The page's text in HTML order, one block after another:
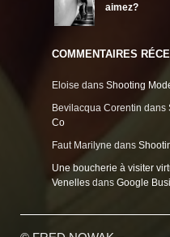
aimez?
COMMENTAIRES
Eloise dans Shooting
Bevilacqua Corentin dans
Co
Faut Marilyne dans
Une boucherie à visiter
Venelles dans Google